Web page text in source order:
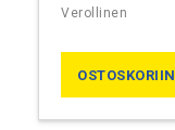
OSTOSKORIIN